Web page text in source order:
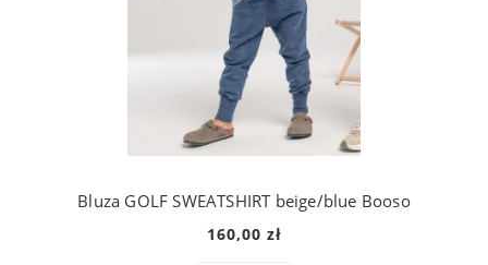
Bluza GOLF SWEATSHIRT beige/blue Booso
160,00 zł